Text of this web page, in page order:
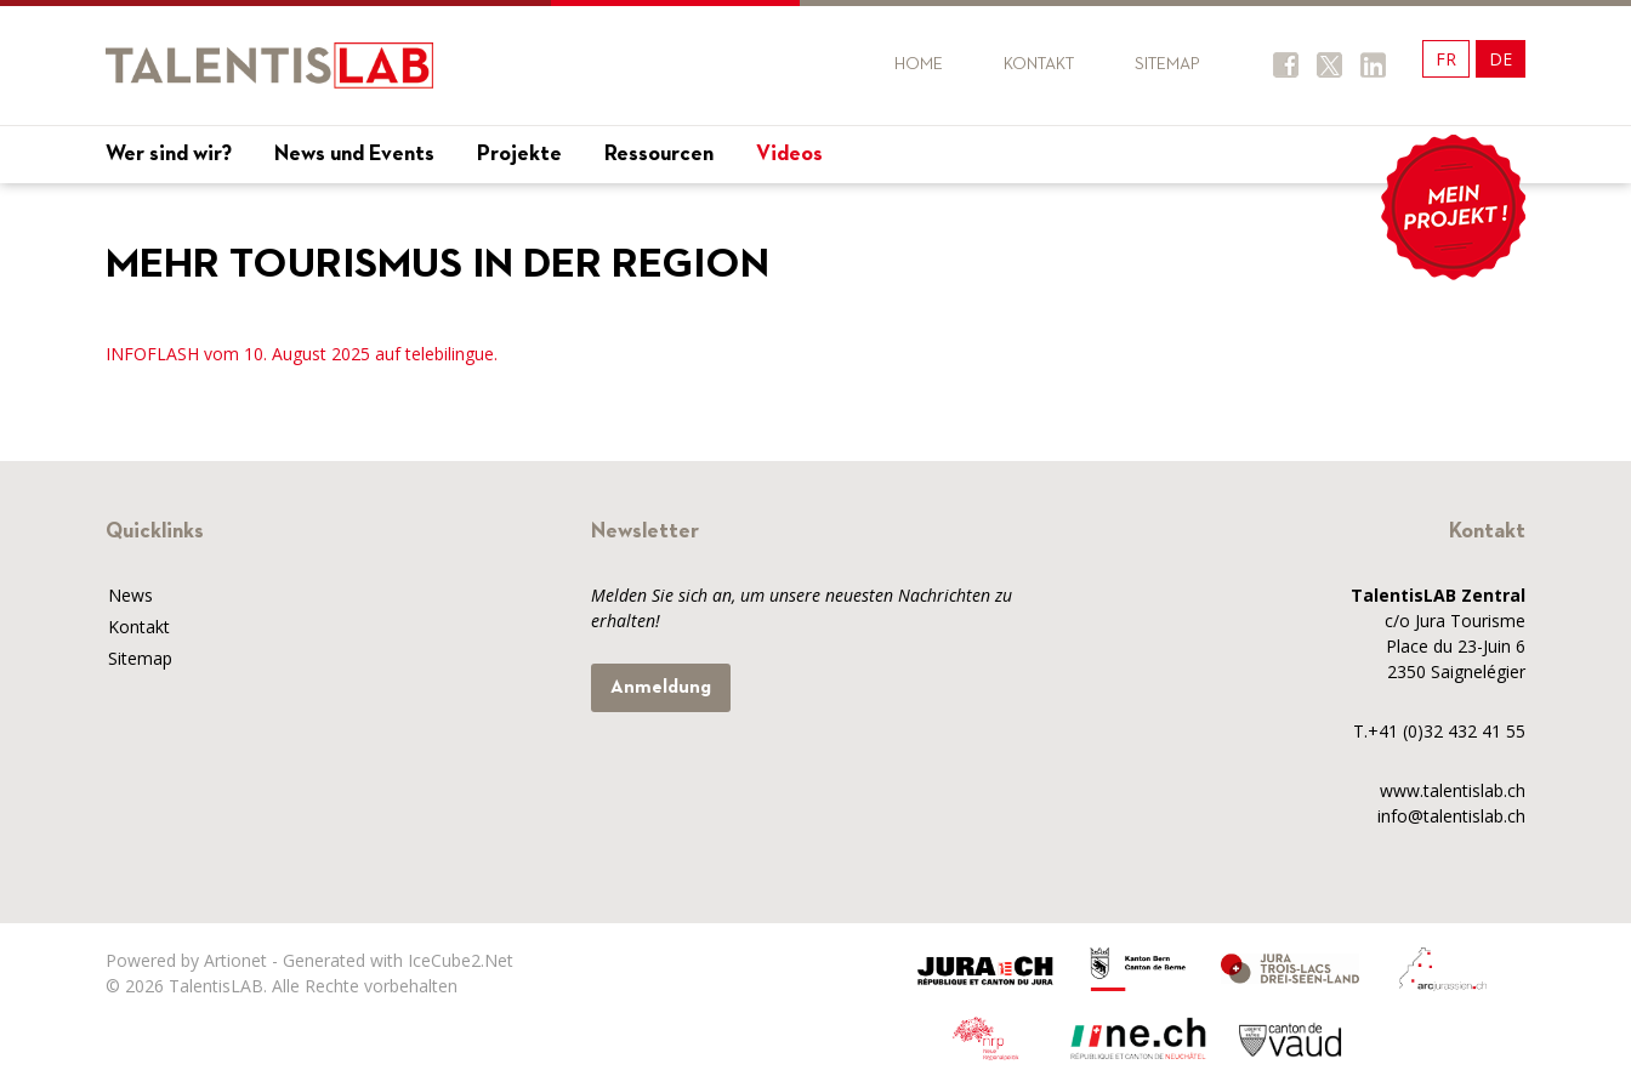
FR DE
HOME KONTAKT SITEMAP
Wer sind wir? News und Events Projekte Ressourcen Videos
MEHR TOURISMUS IN DER REGION
INFOFLASH vom 10. August 2025 auf telebilingue.
Quicklinks
News
Kontakt
Sitemap
Newsletter
Melden Sie sich an, um unsere neuesten Nachrichten zu
erhalten!
Anmeldung
Kontakt
TalentisLAB Zentral
c/o Jura Tourisme
Place du 23-Juin 6
2350 Saignelégier
T.+41 (0)32 432 41 55
www.talentislab.ch
info@talentislab.ch
Powered by Artionet - Generated with IceCube2.Net
© 2026 TalentisLAB. Alle Rechte vorbehalten